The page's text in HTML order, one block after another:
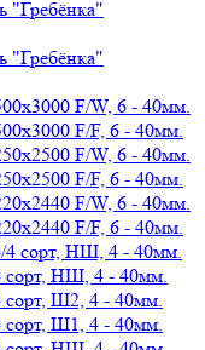
"Гребёнка"
"Гребёнка"
F/W, 6 - 40мм.
F/F, 6 - 40мм.
F/W, 6 - 40мм.
F/F, 6 - 40мм.
F/W, 6 - 40мм.
F/F, 6 - 40мм.
4 сорт, НШ, 4 - 40мм.
сорт, НШ, 4 - 40мм.
Ш2, 4 - 40мм.
Ш1, 4 - 40мм.